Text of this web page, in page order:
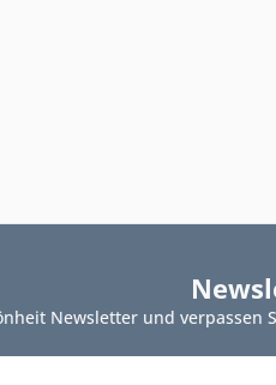
Newsletter und